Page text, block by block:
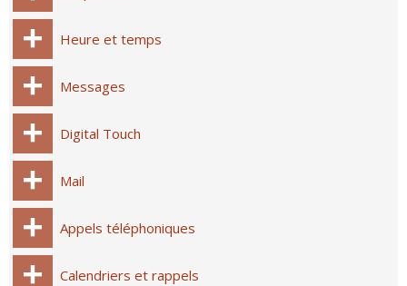
Heure et temps
Messages
Digital Touch
Mail
Appels téléphoniques
Calendriers et rappels